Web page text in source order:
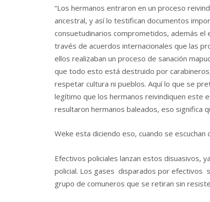
“Los hermanos entraron en un proceso
ancestral, y así lo testifican documentos
consuetudinarios comprometidos, además el
través de acuerdos internacionales que las
ellos realizaban un proceso de sanación
que todo esto está destruido por
respetar cultura ni pueblos. Aquí lo que se
legítimo que los hermanos reivindiquen este
resultaron hermanos baleados, eso significa
Weke esta diciendo eso, cuando se
Efectivos policiales lanzan estos disuasivos,
policial. Los gases disparados por efectivos
grupo de comuneros que se retiran sin